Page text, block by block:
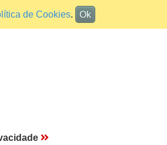
de Cookies. Ok